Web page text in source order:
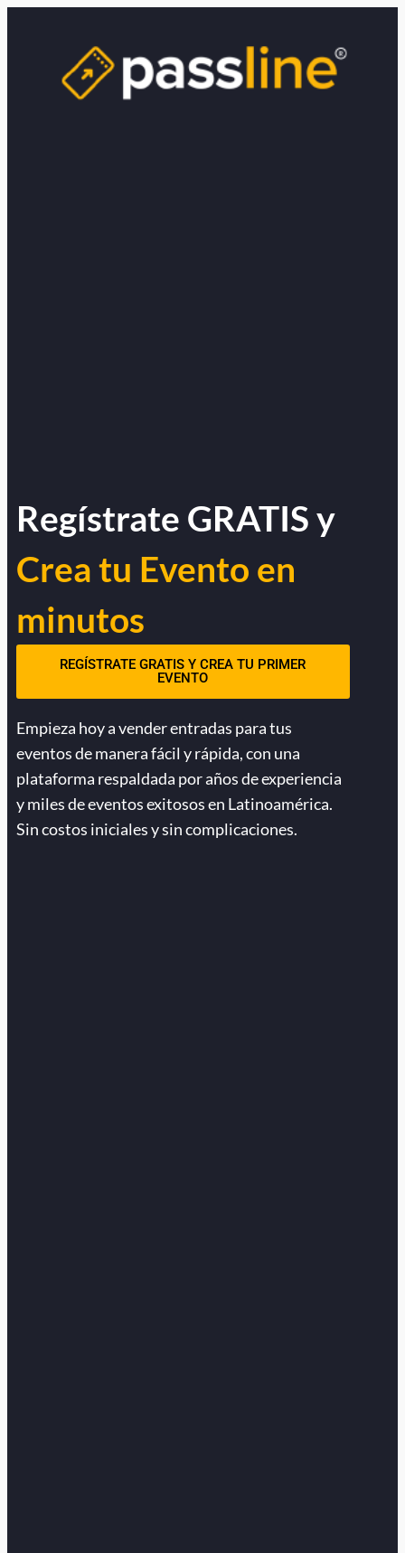
Regístrate GRATIS y
Crea tu Evento en
minutos
REGÍSTRATE GRATIS Y CREA TU PRIMER
EVENTO
Empieza hoy a vender entradas para tus
eventos de manera fácil y rápida, con una
plataforma respaldada por años de experiencia
y miles de eventos exitosos en Latinoamérica.
Sin costos iniciales y sin complicaciones.